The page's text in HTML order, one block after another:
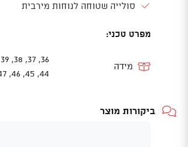
סולייה שטוחה לנוחות מירבית
מפרט טכני:
מידה
44, 45, 46, 47
ביקורות מוצר